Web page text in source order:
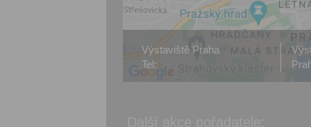
Výstaviště Praha
Tel: